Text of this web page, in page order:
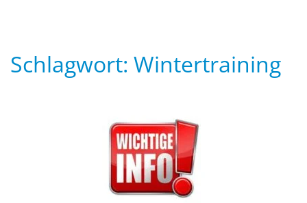
Schlagwort: Wintertraining